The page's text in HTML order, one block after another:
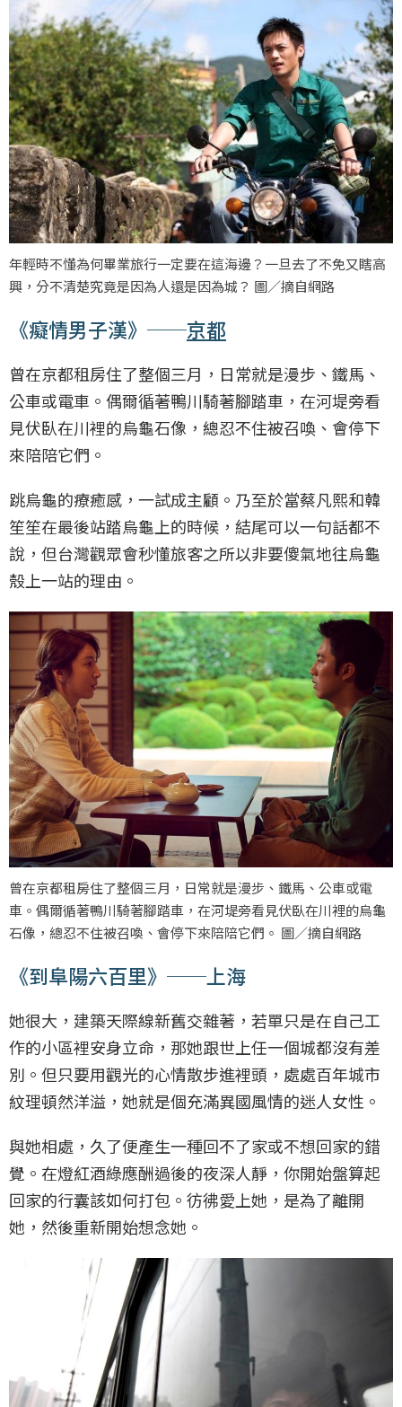
年輕時不懂為何畢業旅行一定要在這海邊？一旦去了不免又瞎高
興，分不清楚究竟是因為人還是因為城？ 圖／摘自網路
《癡情男子漢》──京都
曾在京都租房住了整個三月，日常就是漫步、鐵馬、
公車或電車。偶爾循著鴨川騎著腳踏車，在河堤旁看
見伏臥在川裡的烏龜石像，總忍不住被召喚、會停下
來陪陪它們。
跳烏龜的療癒感，一試成主顧。乃至於當蔡凡熙和韓
笙笙在最後站踏烏龜上的時候，結尾可以一句話都不
說，但台灣觀眾會秒懂旅客之所以非要傻氣地往烏龜
殼上一站的理由。
曾在京都租房住了整個三月，日常就是漫步、鐵馬、公車或電
車。偶爾循著鴨川騎著腳踏車，在河堤旁看見伏臥在川裡的烏龜
石像，總忍不住被召喚、會停下來陪陪它們。 圖／摘自網路
《到阜陽六百里》──上海
她很大，建築天際線新舊交雜著，若單只是在自己工
作的小區裡安身立命，那她跟世上任一個城都沒有差
別。但只要用觀光的心情散步進裡頭，處處百年城市
紋理頓然洋溢，她就是個充滿異國風情的迷人女性。
與她相處，久了便產生一種回不了家或不想回家的錯
覺。在燈紅酒綠應酬過後的夜深人靜，你開始盤算起
回家的行囊該如何打包。彷彿愛上她，是為了離開
她，然後重新開始想念她。